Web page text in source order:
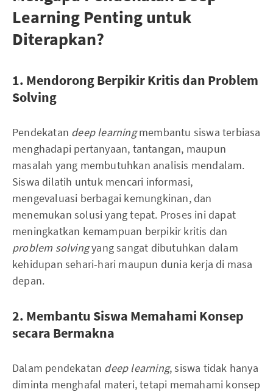
Learning Penting untuk
Diterapkan?
1. Mendorong Berpikir Kritis dan Problem
Solving
Pendekatan deep learningmembantu siswa terbiasa
menghadapi pertanyaan, tantangan, maupun
masalah yang membutuhkan analisis mendalam.
Siswa dilatih untuk mencari informasi,
mengevaluasi berbagai kemungkinan, dan
menemukan solusi yang tepat. Proses ini dapat
meningkatkan kemampuan berpikir kritis dan
problem solvingyang sangat dibutuhkan dalam
kehidupan sehari-hari maupun dunia kerja di masa
depan.
2. Membantu Siswa Memahami Konsep
secara Bermakna
Dalam pendekatan deep learning, siswa tidak hanya
diminta menghafal materi, tetapi memahami konsep